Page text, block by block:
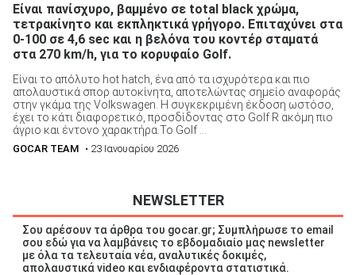
Είναι πανίσχυρο, βαμμένο σε total black χρώμα,
τετρακίνητο και εκπληκτικά γρήγορο. Επιταχύνει στα
0-100 σε 4,6 sec και η βελόνα του κοντέρ σταματά
στα 270 km/h, για το κορυφαίο Golf.
Είναι το απόλυτο hot hatch, ένα από τα ισχυρότερα και πιο
απολαυστικά σπορ αυτοκίνητα, αποτελώντας σημείο αναφοράς
στην γκάμα της Volkswagen. Η συγκεκριμένη έκδοση ωστόσο,
έχει το κάτι διαφορετικό, προσδίδοντας στο Golf R ακόμη πιο
άγριο και έντονο χαρακτήρα.Το Golf ...
GOCAR TEAM • 23 Ιανουαρίου 2026
NEWSLETTER
Σου αρέσουν τα άρθρα του gocar.gr; Συμπλήρωσε το email
σου εδώ για να λαμβάνεις το εβδομαδιαίο μας newsletter
με όλα τα τελευταία νέα, αναλυτικές δοκιμές,
απολαυστικά video και ενδιαφέροντα στατιστικά.